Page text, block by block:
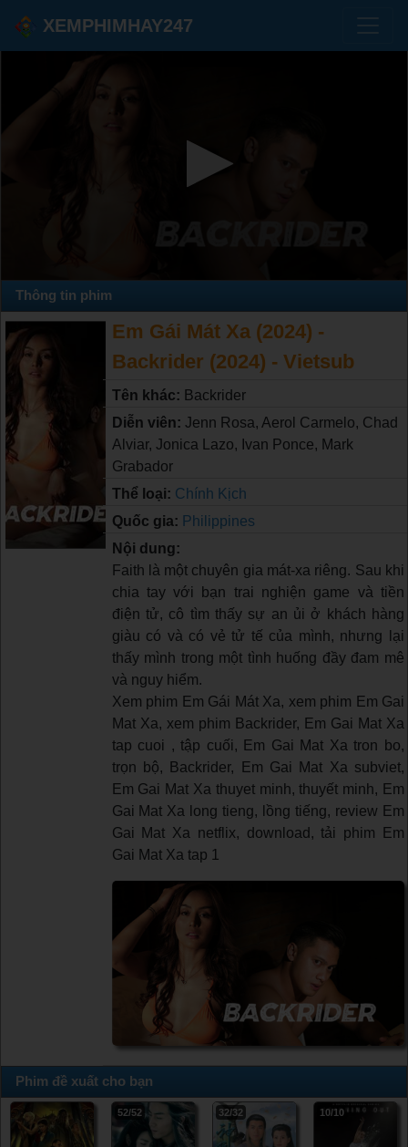
XEMPHIMHAY247
Thông tin phim
Em Gái Mát Xa (2024) -
Backrider (2024) - Vietsub
Tên khác: Backrider
Diễn viên: Jenn Rosa, Aerol Carmelo, Chad
Alviar, Jonica Lazo, Ivan Ponce, Mark
Grabador
Thể loại: Chính Kịch
Quốc gia: Philippines
Nội dung:
Faith là một chuyên gia mát-xa riêng. Sau khi
chia tay với bạn trai nghiện game và tiền
điện tử, cô tìm thấy sự an ủi ở khách hàng
giàu có và có vẻ tử tế của mình, nhưng lại
thấy mình trong một tình huống đầy đam mê
và nguy hiểm.
Xem phim Em Gái Mát Xa, xem phim Em Gai
Mat Xa, xem phim Backrider, Em Gai Mat Xa
tap cuoi , tập cuối, Em Gai Mat Xa tron bo,
trọn bộ, Backrider, Em Gai Mat Xa subviet,
Em Gai Mat Xa thuyet minh, thuyết minh, Em
Gai Mat Xa long tieng, lồng tiếng, review Em
Gai Mat Xa netflix, download, tải phim Em
Gai Mat Xa tap 1
Phim đề xuất cho bạn
52/52 32/32 10/10